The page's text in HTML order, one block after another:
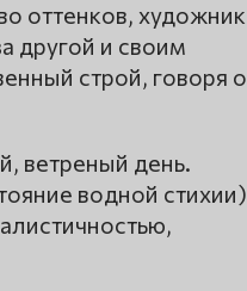
оттенков, художник
другой и своим
строй, говоря о
ветреный день.
водной стихии)